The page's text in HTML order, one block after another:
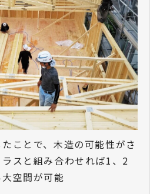
ことで、木造の可能性がさ
スと組み合わせれば1、2
空間が可能